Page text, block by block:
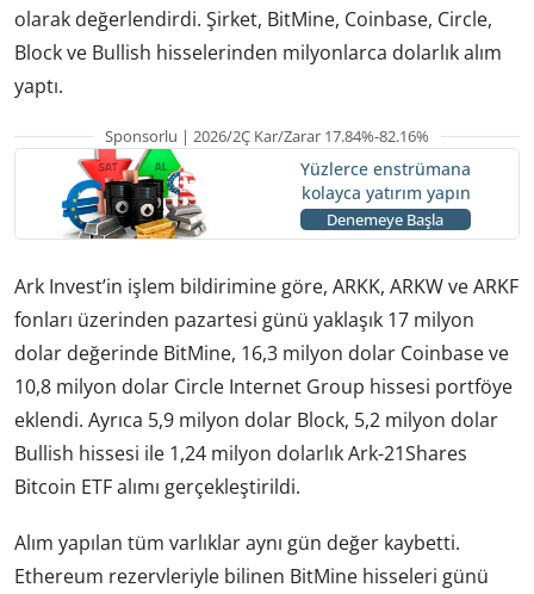
olarak değerlendirdi. Şirket, BitMine, Coinbase, Circle,
Block ve Bullish hisselerinden milyonlarca dolarlık alım
yaptı.
Sponsorlu | 2026/2Ç Kar/Zarar 17.84%-82.16%
Yüzlerce enstrümana
kolayca yatırım yapın
Denemeye Başla
Ark Invest’in işlem bildirimine göre, ARKK, ARKW ve ARKF
fonları üzerinden pazartesi günü yaklaşık 17 milyon
dolar değerinde BitMine, 16,3 milyon dolar Coinbase ve
10,8 milyon dolar Circle Internet Group hissesi portföye
eklendi. Ayrıca 5,9 milyon dolar Block, 5,2 milyon dolar
Bullish hissesi ile 1,24 milyon dolarlık Ark-21Shares
Bitcoin ETF alımı gerçekleştirildi.
Alım yapılan tüm varlıklar aynı gün değer kaybetti.
Ethereum rezervleriyle bilinen BitMine hisseleri günü